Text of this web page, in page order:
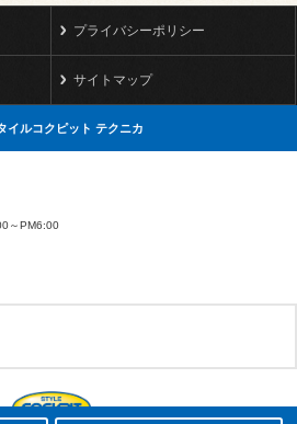
プライバシーポリシー
サイトマップ
イルコクピット テクニカ
～PM6:00